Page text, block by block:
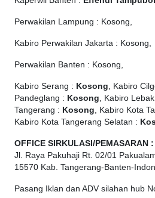
Perwakilan Lampung : Kosong,
Kabiro Perwakilan Jakarta : Kosong,
Perwakilan Banten : Kosong,
Kabiro Serang : Kosong , Kabiro
Pandeglang : Kosong , Kabiro
Tangerang : Kosong , Kabiro Kota
Kabiro Kota Tangerang Selatan :
OFFICE SIRKULASI/PEMASARAN :
Jl. Raya Pakuhaji Rt. 02/01
15570 Kab. Tangerang-Banten-
Pasang Iklan dan ADV silahan hub